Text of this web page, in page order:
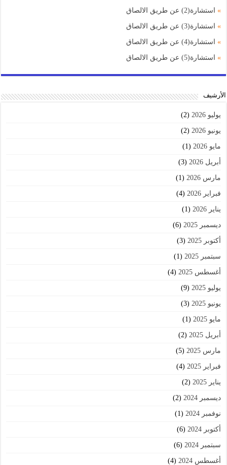
» استشارة(2) عن طريق الالصاق
» استشارة(3) عن طريق الالصاق
» استشارة(4) عن طريق الالصاق
» استشارة(5) عن طريق الالصاق
اﻷرشيف
يوليو 2026 (2)
يونيو 2026 (2)
مايو 2026 (1)
أبريل 2026 (3)
مارس 2026 (1)
فبراير 2026 (4)
يناير 2026 (1)
ديسمبر 2025 (6)
أكتوبر 2025 (3)
سبتمبر 2025 (1)
أغسطس 2025 (4)
يوليو 2025 (9)
يونيو 2025 (3)
مايو 2025 (1)
أبريل 2025 (2)
مارس 2025 (5)
فبراير 2025 (4)
يناير 2025 (2)
ديسمبر 2024 (2)
نوفمبر 2024 (1)
أكتوبر 2024 (6)
سبتمبر 2024 (6)
أغسطس 2024 (4)